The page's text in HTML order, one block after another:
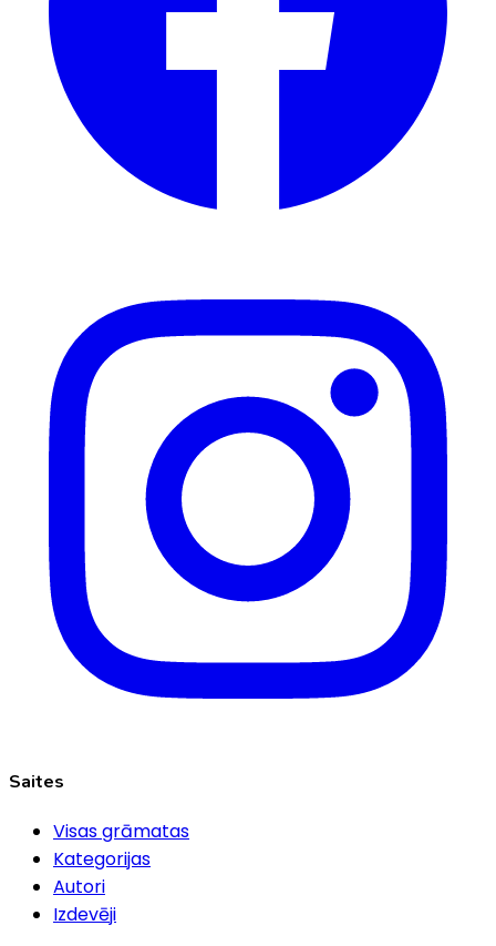
Saites
Visas grāmatas
Kategorijas
Autori
Izdevēji